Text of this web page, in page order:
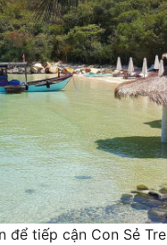
để tiếp cận Con Sẻ